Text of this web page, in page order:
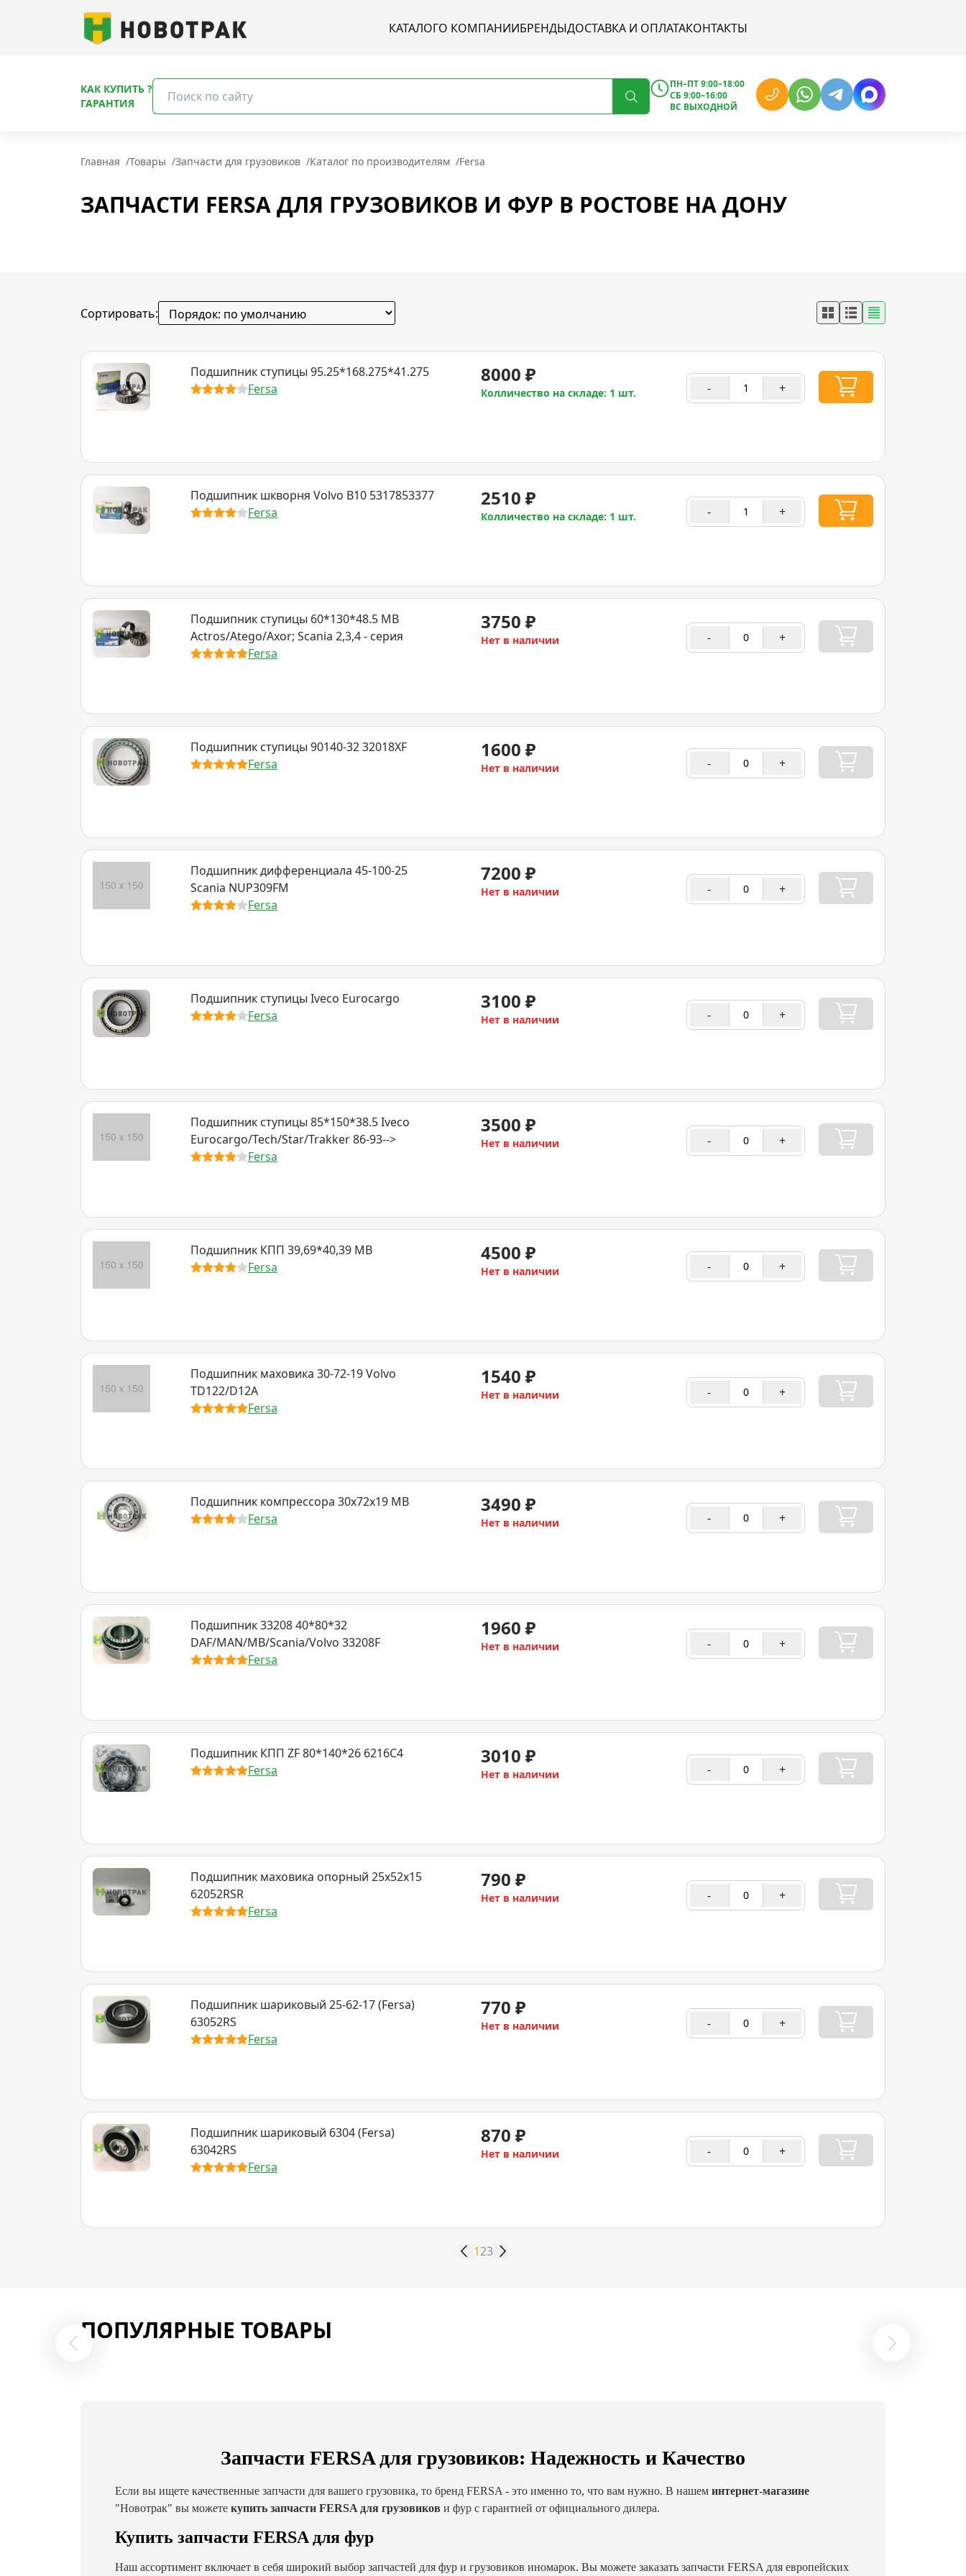
КАТАЛОГО КОМПАНИИБРЕНДЫДОСТАВКА И ОПЛАТАКОНТАКТЫ
КАК КУПИТЬ ?
ГАРАНТИЯ
ПН–ПТ 9:00–18:00
СБ 9:00–16:00
ВС ВЫХОДНОЙ
Главная /Товары /Запчасти для грузовиков /Каталог по производителям /Fersa
ЗАПЧАСТИ FERSA ДЛЯ ГРУЗОВИКОВ И ФУР В РОСТОВЕ НА ДОНУ
Сортировать:
Подшипник ступицы 95.25*168.275*41.275
Fersa
8000 ₽
Колличество на складе: 1 шт. - +
Подшипник шкворня Volvo B10 5317853377
Fersa
2510 ₽
Колличество на складе: 1 шт. - +
Подшипник ступицы 60*130*48.5 MB
Actros/Atego/Axor; Scania 2,3,4 - серия
Fersa
3750 ₽
Нет в наличии - +
Подшипник ступицы 90140-32 32018XF
Fersa
1600 ₽
Нет в наличии - +
Подшипник дифференциала 45-100-25
Scania NUP309FM
Fersa
7200 ₽
Нет в наличии - +
Подшипник ступицы Iveco Eurocargo
Fersa
3100 ₽
Нет в наличии - +
Подшипник ступицы 85*150*38.5 Iveco
Eurocargo/Tech/Star/Trakker 86-93-->
Fersa
3500 ₽
Нет в наличии - +
Подшипник КПП 39,69*40,39 MB
Fersa
4500 ₽
Нет в наличии - +
Подшипник маховика 30-72-19 Volvo
TD122/D12A
Fersa
1540 ₽
Нет в наличии - +
Подшипник компрессора 30x72x19 MB
Fersa
3490 ₽
Нет в наличии - +
Подшипник 33208 40*80*32
DAF/MAN/MB/Scania/Volvo 33208F
Fersa
1960 ₽
Нет в наличии - +
Подшипник КПП ZF 80*140*26 6216C4
Fersa
3010 ₽
Нет в наличии - +
Подшипник маховика опорный 25x52x15
62052RSR
Fersa
790 ₽
Нет в наличии - +
Подшипник шариковый 25-62-17 (Fersa)
63052RS
Fersa
770 ₽
Нет в наличии - +
Подшипник шариковый 6304 (Fersa)
63042RS
Fersa
870 ₽
Нет в наличии - +
123
ПОПУЛЯРНЫЕ ТОВАРЫ
Запчасти FERSA для грузовиков: Надежность и Качество
Если вы ищете качественные запчасти для вашего грузовика, то бренд FERSA - это именно то, что вам нужно. В нашем интернет-магазине
"Новотрак" вы можете купить запчасти FERSA для грузовиков и фур с гарантией от официального дилера.
Купить запчасти FERSA для фур
Наш ассортимент включает в себя широкий выбор запчастей для фур и грузовиков иномарок. Вы можете заказать запчасти FERSA для европейских